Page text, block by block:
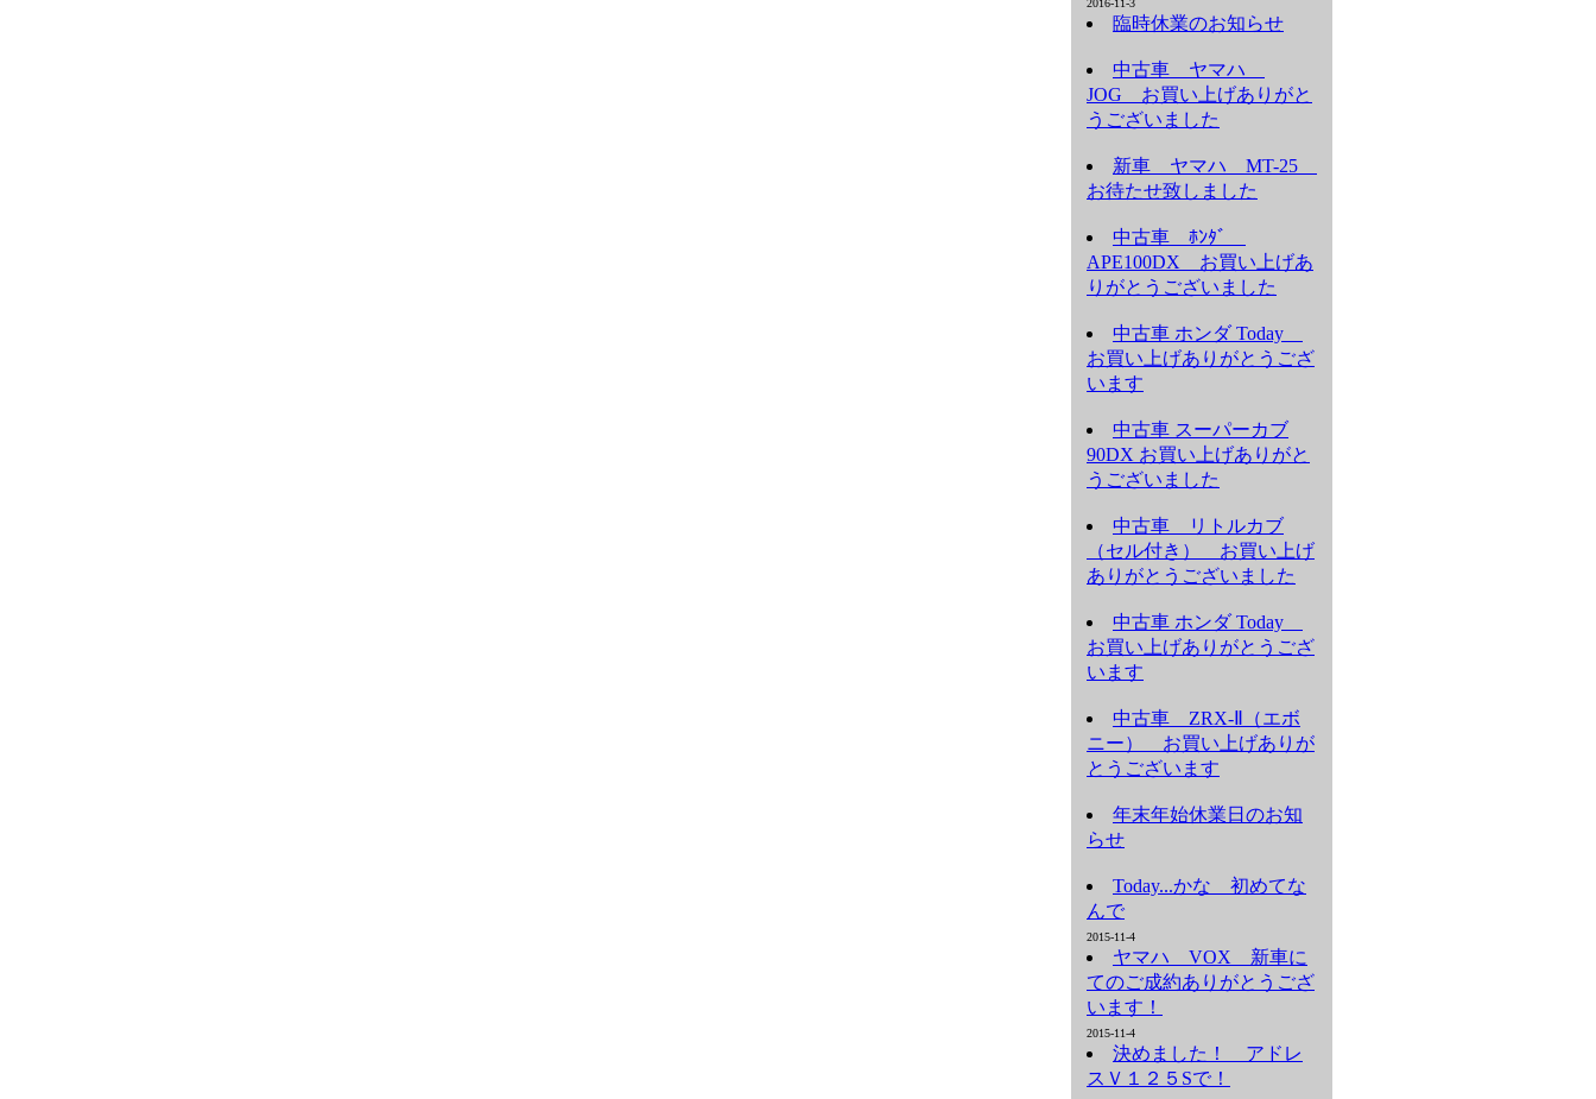
2016-11-3
臨時休業のお知らせ
中古車 ヤマハ
JOG お買い上げありがと
うございました
新車 ヤマハ MT-25
お待たせ致しました
中古車 ﾎﾝﾀﾞ
APE100DX お買い上げあ
りがとうございました
中古車 ホンダ Today
お買い上げありがとうござ
います
中古車 スーパーカブ
90DX お買い上げありがと
うございました
中古車 リトルカブ
（セル付き） お買い上げ
ありがとうございました
中古車 ホンダ Today
お買い上げありがとうござ
います
中古車 ZRX-Ⅱ（エボ
ニー） お買い上げありが
とうございます
年末年始休業日のお知
らせ
Today...かな 初めてな
んで
2015-11-4
ヤマハ VOX 新車に
てのご成約ありがとうござ
います！
2015-11-4
決めました！ アドレ
スＶ１２５Sで！